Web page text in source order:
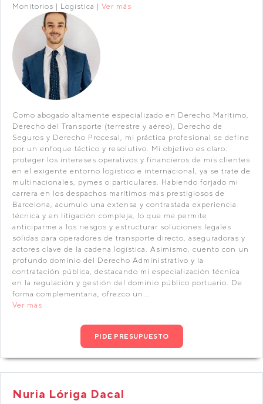
Monitorios | Logística | Ver más
Como abogado altamente especializado en Derecho Marítimo,
Derecho del Transporte (terrestre y aéreo), Derecho de
Seguros y Derecho Procesal, mi práctica profesional se define
por un enfoque táctico y resolutivo. Mi objetivo es claro:
proteger los intereses operativos y financieros de mis clientes
en el exigente entorno logístico e internacional, ya se trate de
multinacionales, pymes o particulares. Habiendo forjado mi
carrera en los despachos marítimos más prestigiosos de
Barcelona, acumulo una extensa y contrastada experiencia
técnica y en litigación compleja, lo que me permite
anticiparme a los riesgos y estructurar soluciones legales
sólidas para operadores de transporte directo, aseguradoras y
actores clave de la cadena logística. Asimismo, cuento con un
profundo dominio del Derecho Administrativo y la
contratación pública, destacando mi especialización técnica
en la regulación y gestión del dominio público portuario. De
forma complementaria, ofrezco un...
Ver más
PIDE PRESUPUESTO
Nuria Lóriga Dacal